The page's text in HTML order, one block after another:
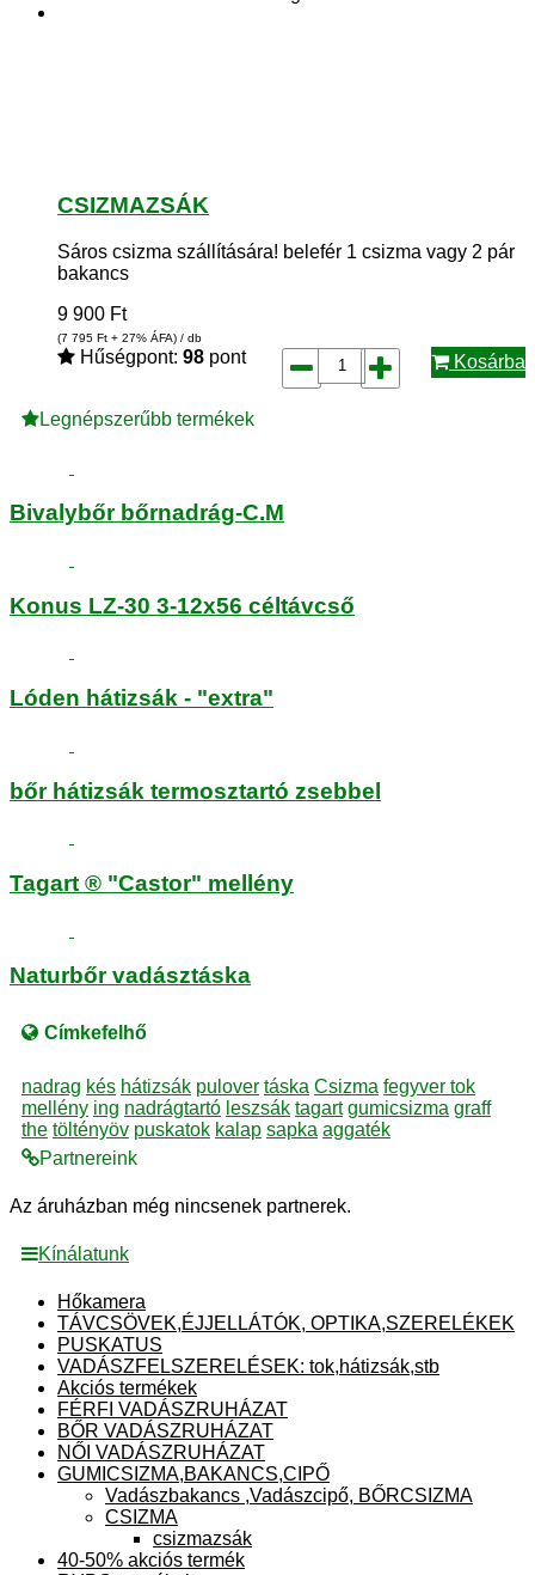
CSIZMAZSÁK
Sáros csizma szállítására! belefér 1 csizma vagy 2 pár
bakancs
9 900 Ft
(7 795 Ft + 27% ÁFA) / db
Hűségpont: 98 pont Kosárba
Legnépszerűbb termékek
Bivalybőr bőrnadrág-C.M
Konus LZ-30 3-12x56 céltávcső
Lóden hátizsák - "extra"
bőr hátizsák termosztartó zsebbel
Tagart ® "Castor" mellény
Naturbőr vadásztáska
Címkefelhő
nadrag kés hátizsák pulover táska Csizma fegyver tok
mellény ing nadrágtartó leszsák tagart gumicsizma graff
the töltényöv puskatok kalap sapka aggaték
Partnereink
Az áruházban még nincsenek partnerek.
Kínálatunk
Hőkamera
TÁVCSÖVEK,ÉJJELLÁTÓK, OPTIKA,SZERELÉKEK
PUSKATUS
VADÁSZFELSZERELÉSEK: tok,hátizsák,stb
Akciós termékek
FÉRFI VADÁSZRUHÁZAT
BŐR VADÁSZRUHÁZAT
NŐI VADÁSZRUHÁZAT
GUMICSIZMA,BAKANCS,CIPŐ
Vadászbakancs ,Vadászcipő, BŐRCSIZMA
CSIZMA
csizmazsák
40-50% akciós termék